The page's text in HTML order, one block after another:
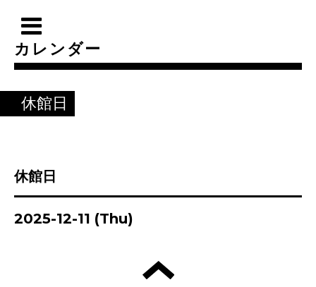
カレンダー
休館日
休館日
2025-12-11 (Thu)